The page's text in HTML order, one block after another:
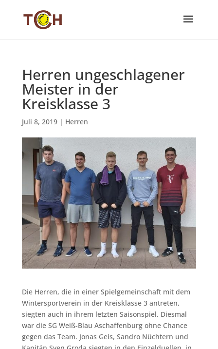
Herren ungeschlagener
Meister in der
Kreisklasse 3
Juli 8, 2019| Herren
Die Herren, die in einer Spielgemeinschaft mit dem
Wintersportverein in der Kreisklasse 3 antreten,
siegten auch in ihrem letzten Saisonspiel. Diesmal
war die SG Weiß-Blau Aschaffenburg ohne Chance
gegen das Team. Jonas Geis, Sandro Nüchtern und